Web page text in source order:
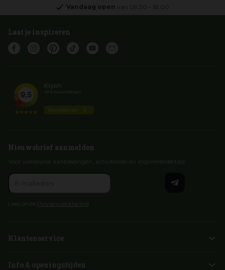
Vandaag open van 09:30 18:00
Laat je inspireren
Nieuwsbrief aanmelden
Voor wekelijkse aanbiedingen, activiteiten en inspirerende tips
Lees onze Privacyverklaring
Klantenservice
Info & openingstijden